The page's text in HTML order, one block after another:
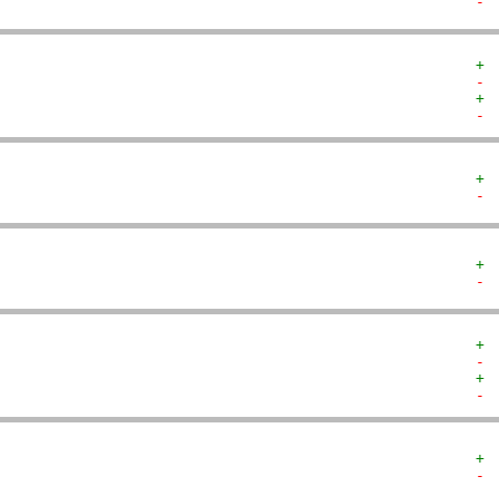
+
-
+
-
+
-
+
-
+
-
+
-
+
-